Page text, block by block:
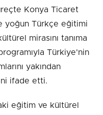
Konya Ticaret
yoğun Türkçe eğitimi
mirasını tanıma
Türkiye'nin
yakından
ifade etti.
eğitim ve kültürel